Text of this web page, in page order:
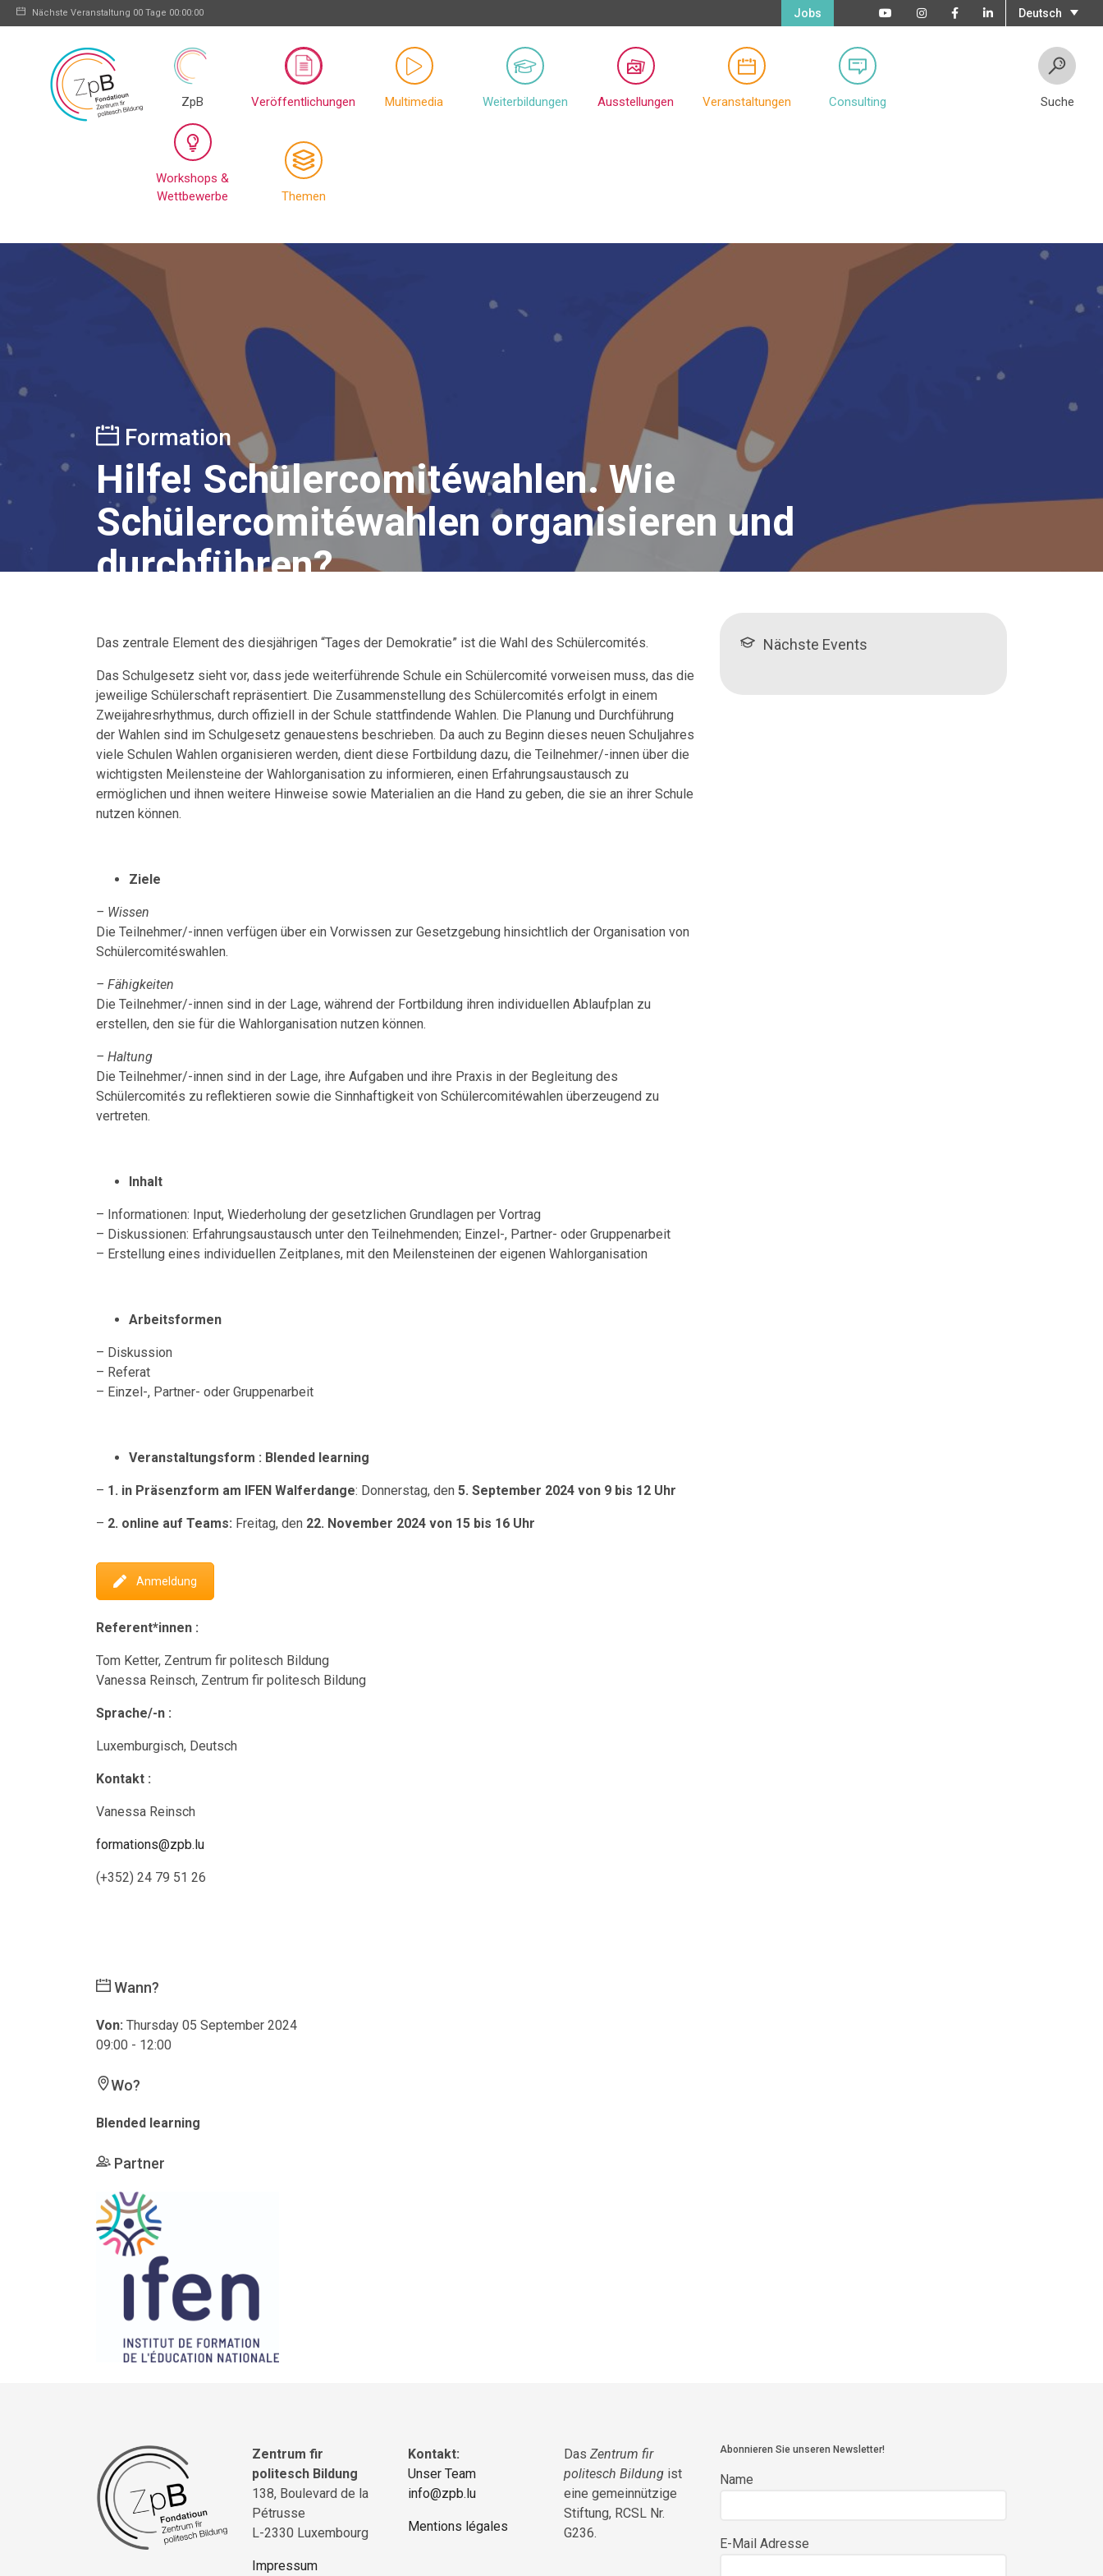
Nächste Veranstaltung 00 Tage 00:00:00 Deutsch
Jobs
ZpB Veröffentlichungen Multimedia Weiterbildungen Ausstellungen Veranstaltungen Consulting
Workshops &
Wettbewerbe
Themen
Suche
Formation
Hilfe! Schülercomitéwahlen. Wie
Schülercomitéwahlen organisieren und
durchführen?
Das zentrale Element des diesjährigen “Tages der Demokratie” ist die Wahl des Schülercomités.
Das Schulgesetz sieht vor, dass jede weiterführende Schule ein Schülercomité vorweisen muss, das die
jeweilige Schülerschaft repräsentiert. Die Zusammenstellung des Schülercomités erfolgt in einem
Zweijahresrhythmus, durch offiziell in der Schule stattfindende Wahlen. Die Planung und Durchführung
der Wahlen sind im Schulgesetz genauestens beschrieben. Da auch zu Beginn dieses neuen Schuljahres
viele Schulen Wahlen organisieren werden, dient diese Fortbildung dazu, die Teilnehmer/-innen über die
wichtigsten Meilensteine der Wahlorganisation zu informieren, einen Erfahrungsaustausch zu
ermöglichen und ihnen weitere Hinweise sowie Materialien an die Hand zu geben, die sie an ihrer Schule
nutzen können.
Ziele
– Wissen
Die Teilnehmer/-innen verfügen über ein Vorwissen zur Gesetzgebung hinsichtlich der Organisation von
Schülercomitéswahlen.
– Fähigkeiten
Die Teilnehmer/-innen sind in der Lage, während der Fortbildung ihren individuellen Ablaufplan zu
erstellen, den sie für die Wahlorganisation nutzen können.
– Haltung
Die Teilnehmer/-innen sind in der Lage, ihre Aufgaben und ihre Praxis in der Begleitung des
Schülercomités zu reflektieren sowie die Sinnhaftigkeit von Schülercomitéwahlen überzeugend zu
vertreten.
Inhalt
– Informationen: Input, Wiederholung der gesetzlichen Grundlagen per Vortrag
– Diskussionen: Erfahrungsaustausch unter den Teilnehmenden; Einzel-, Partner- oder Gruppenarbeit
– Erstellung eines individuellen Zeitplanes, mit den Meilensteinen der eigenen Wahlorganisation
Arbeitsformen
– Diskussion
– Referat
– Einzel-, Partner- oder Gruppenarbeit
Veranstaltungsform : Blended learning
– 1. in Präsenzform am IFEN Walferdange: Donnerstag, den 5. September 2024 von 9 bis 12 Uhr
– 2. online auf Teams: Freitag, den 22. November 2024 von 15 bis 16 Uhr
Anmeldung
Referent*innen :
Tom Ketter, Zentrum fir politesch Bildung
Vanessa Reinsch, Zentrum fir politesch Bildung
Sprache/-n :
Luxemburgisch, Deutsch
Kontakt :
Vanessa Reinsch
formations@zpb.lu
(+352) 24 79 51 26
Wann?
Von: Thursday 05 September 2024
09:00 - 12:00
Wo?
Blended learning
Partner
Nächste Events
Zentrum fir
politesch Bildung
138, Boulevard de la
Pétrusse
L-2330 Luxembourg
Impressum
Kontakt:
Unser Team
info@zpb.lu
Mentions légales
Das Zentrum fir
politesch Bildung ist
eine gemeinnützige
Stiftung, RCSL Nr.
G236.
Abonnieren Sie unseren Newsletter!
Name
E-Mail Adresse